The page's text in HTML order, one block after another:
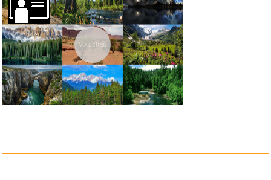
adidas Damen Adilette Aqua Sli...
Vorschau